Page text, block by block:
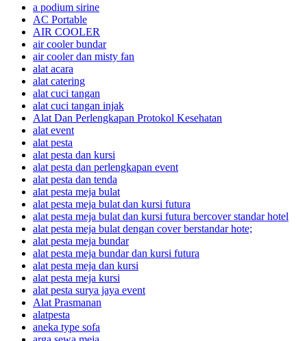
a podium sirine
AC Portable
AIR COOLER
air cooler bundar
air cooler dan misty fan
alat acara
alat catering
alat cuci tangan
alat cuci tangan injak
Alat Dan Perlengkapan Protokol Kesehatan
alat event
alat pesta
alat pesta dan kursi
alat pesta dan perlengkapan event
alat pesta dan tenda
alat pesta meja bulat
alat pesta meja bulat dan kursi futura
alat pesta meja bulat dan kursi futura bercover standar hotel
alat pesta meja bulat dengan cover berstandar hote;
alat pesta meja bundar
alat pesta meja bundar dan kursi futura
alat pesta meja dan kursi
alat pesta meja kursi
alat pesta surya jaya event
Alat Prasmanan
alatpesta
aneka type sofa